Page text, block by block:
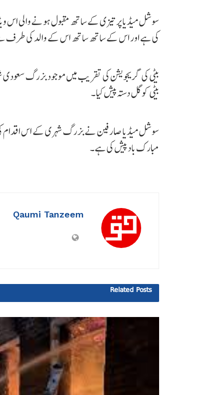
سوشل میڈیا پر تیزی کے ساتھ مقبول ہونے والی اس
کی ہے اور اس کے ساتھ ساتھ اس کے والد کی طرف سے
بیٹی کی گریجویشن کی تقریب میں موجود بزرگ سعودی
بیٹی کو گل دستہ پیش کیا۔
سوشل میڈیا صارفین نے بزرگ شہری کے اس اقدام
مبارک باد پیش کی ہے۔
Qaumi Tanzeem
Related Posts